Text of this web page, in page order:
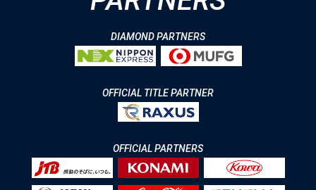
DIAMOND PARTNERS
OFFICIAL TITLE PARTNER
OFFICIAL PARTNERS